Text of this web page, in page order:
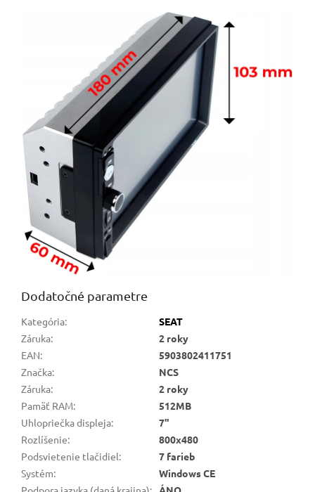
Dodatočné parametre
Kategória:
SEAT
Záruka:
2 roky
EAN:
5903802411751
Značka:
NCS
Záruka:
2 roky
Pamäť RAM:
512MB
Uhlopriečka displeja:
7"
Rozlíšenie:
800x480
Podsvietenie tlačidiel:
7 farieb
Systém:
Windows CE